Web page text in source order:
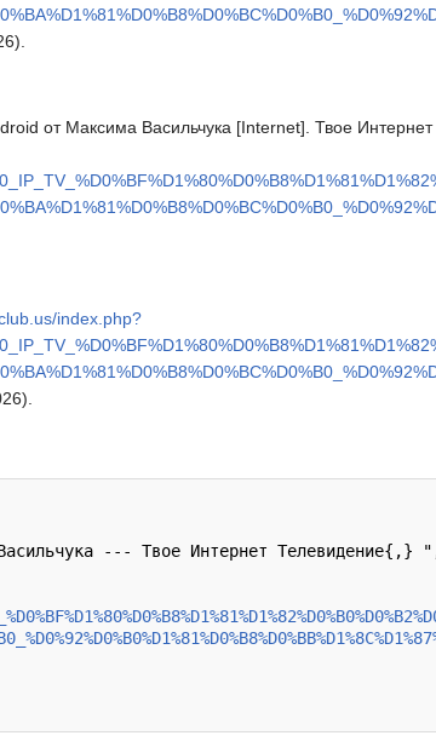
от Максима Васильчука [Internet]. Твое
index.php?